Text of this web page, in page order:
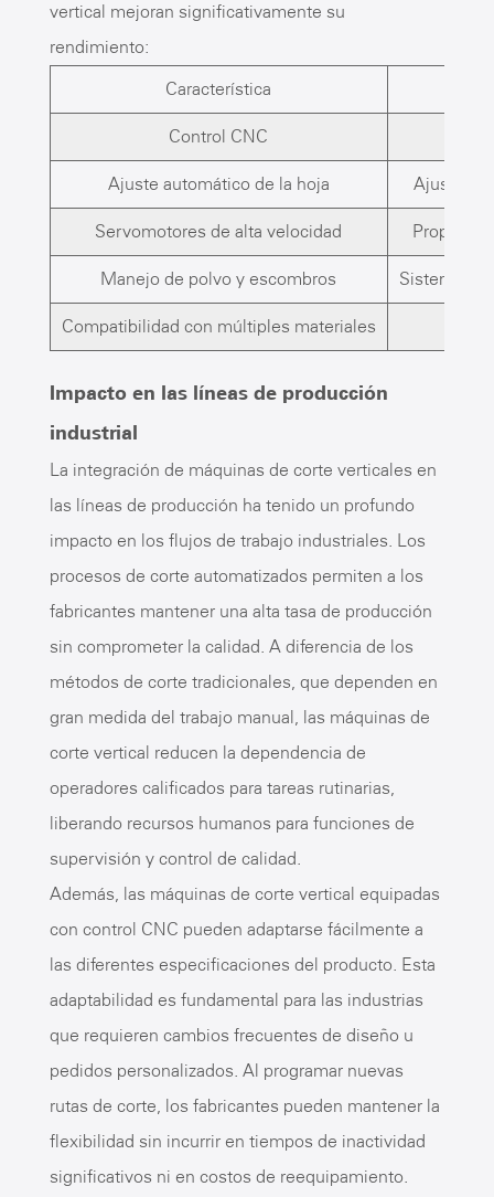
vertical mejoran significativamente su
rendimiento:
Característica
Control CNC
Ajuste automático de la hoja Ajusta la
Servomotores de alta velocidad
Manejo de polvo y escombros Sistemas
Compatibilidad con múltiples materiales
Impacto en las líneas de producción
industrial
La integración de máquinas de corte verticales en
las líneas de producción ha tenido un profundo
impacto en los flujos de trabajo industriales. Los
procesos de corte automatizados permiten a los
fabricantes mantener una alta tasa de producción
sin comprometer la calidad. A diferencia de los
métodos de corte tradicionales, que dependen en
gran medida del trabajo manual, las máquinas de
corte vertical reducen la dependencia de
operadores calificados para tareas rutinarias,
liberando recursos humanos para funciones de
supervisión y control de calidad.
Además, las máquinas de corte vertical equipadas
con control CNC pueden adaptarse fácilmente a
las diferentes especificaciones del producto. Esta
adaptabilidad es fundamental para las industrias
que requieren cambios frecuentes de diseño u
pedidos personalizados. Al programar nuevas
rutas de corte, los fabricantes pueden mantener la
flexibilidad sin incurrir en tiempos de inactividad
significativos ni en costos de reequipamiento.